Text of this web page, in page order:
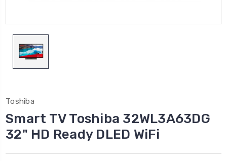
Toshiba
Smart TV Toshiba 32WL3A63DG
32" HD Ready DLED WiFi